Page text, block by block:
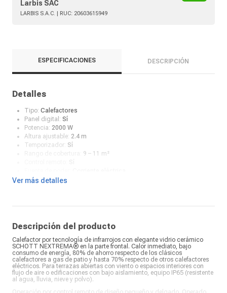
Larbis SAC
LARBIS S.A.C. | RUC: 20603615949
ESPECIFICACIONES DESCRIPCIÓN
Detalles
Tipo: Calefactores
Panel digital: Sí
Potencia: 2000 W
Altura ajustable: 2.4 m
Temporizador: Sí
9 – 11 m²
Color:Negro
Beneficio:Sensación térmica agradable, bajo consumo de
Cable de alimentación:
1.8 m - 3 cables - Enchufe Schuko
Tipo de control:Manual y automático
Características: Infrarrojo, IP65, conectividad con Alexa, Wifi, App
TUYA, App Smart Life (apps gratuitas), cero emisiones
Dispositivos conectados simultáneamente:Sí
Dispositivo a controlar:Control Remoto, Wifi, Alexa
Ver más detalles
Descripción del producto
Calefactor por tecnología de infrarrojos con elegante vidrio cerámico
SCHOTT NEXTREMA® en la parte frontal. Calor inmediato, bajo
consumo de energía, 80% de ahorro respecto de los clásicos
calefactores a gas de patio y hasta 70% respecto de otros calefactores
eléctricos. Para terrazas abiertas con viento o espacios interiores con
flujo de aire o edificaciones con bajo aislamiento, equipo IP65 (resistente
al agua, lluvia, nieve y polvo).